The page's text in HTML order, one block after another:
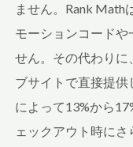
ません。Rank Math
モーションコードや
せん。その代わりに
ブサイトで直接提
によって13%から
ェックアウト時に